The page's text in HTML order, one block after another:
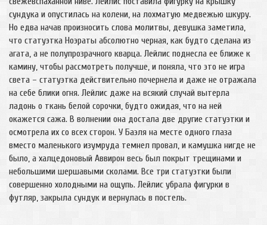
сундука и опустилась на колени, на лохматую медвежью шкуру.
Но едва начав произносить слова молитвы, девушка заметила,
что статуэтка Ноэраты абсолютно черная, как будто сделана из
агата, а не полупрозрачного кварца. Лейлис поднесла ее ближе к
камину, чтобы рассмотреть получше, и поняла, что это не игра
света – статуэтка действительно почернела и даже не отражала
на себе блики огня. Лейлис даже на всякий случай вытерла
ладонь о ткань белой сорочки, будто ожидая, что на ней
окажется сажа. В волнении она достала две другие статуэтки и
осмотрела их со всех сторон. У Баэля на месте одного глаза
вместо маленького изумруда темнел провал, и камушка нигде не
было, а халцедоновый Аввирон весь был покрыт трещинами и
небольшими шершавыми сколами. Все три статуэтки были
совершенно холодными на ощупь. Лейлис убрала фигурки в
футляр, закрыла сундук и вернулась в постель.